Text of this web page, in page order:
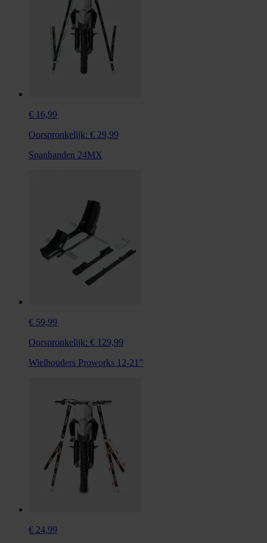
€ 16,99
Oorspronkelijk: € 29,99
Spanbanden 24MX
€ 59,99
Oorspronkelijk: € 129,99
Wielhouders Proworks 12-21”
€ 24,99